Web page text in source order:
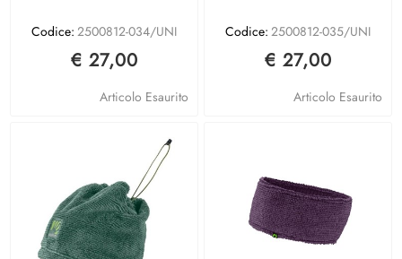
Codice: 2500812-034/UNI
€ 27,00
Articolo Esaurito
Codice: 2500812-035/UNI
€ 27,00
Articolo Esaurito